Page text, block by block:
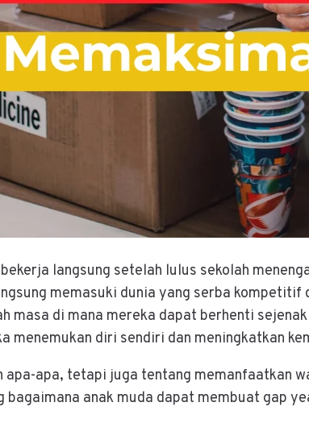
langsung setelah lulus sekolah
memasuki dunia yang serba kompetitif
masa di mana mereka dapat berhenti
diri sendiri dan meningkatkan
apa, tetapi juga tentang memanfaatkan
anak muda dapat membuat gap